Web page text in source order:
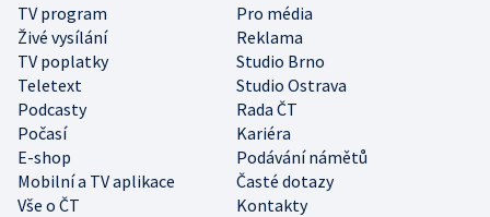
TV program
Pro média
Živé vysílání
Reklama
TV poplatky
Studio Brno
Teletext
Studio Ostrava
Podcasty
Rada ČT
Počasí
Kariéra
E-shop
Podávání námětů
Mobilní a TV aplikace
Časté dotazy
Vše o ČT
Kontakty